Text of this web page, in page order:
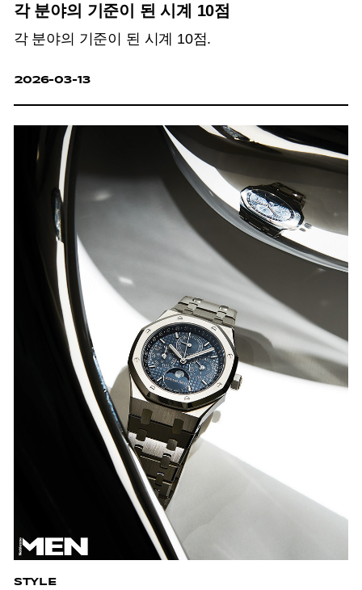
각 분야의 기준이 된 시계 10점
각 분야의 기준이 된 시계 10점.
2026-03-13
STYLE